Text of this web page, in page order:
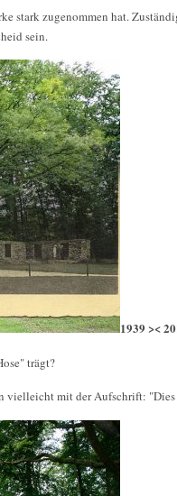
stark zugenommen hat.
sein.
1939 ><
trägt?
vielleicht mit der Aufschrift: